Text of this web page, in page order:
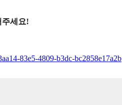
주세요!
83e5-4809-b3dc-bc2858e17a2b